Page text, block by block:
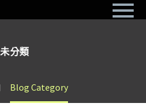
未分類
Blog Category